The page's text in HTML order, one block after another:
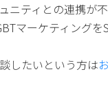
ニティとの連携が不
マーケティング
したいという方は